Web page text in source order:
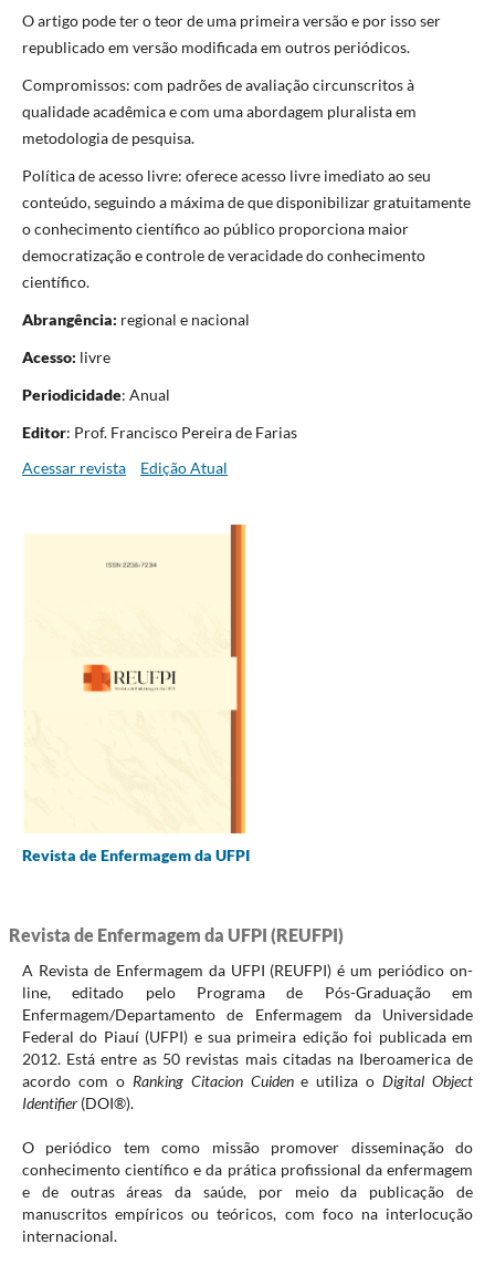
O artigo pode ter o teor de uma primeira versão e por isso ser
republicado em versão modificada em outros periódicos.
Compromissos: com padrões de avaliação circunscritos à
qualidade acadêmica e com uma abordagem pluralista em
metodologia de pesquisa.
Política de acesso livre: oferece acesso livre imediato ao seu
conteúdo, seguindo a máxima de que disponibilizar gratuitamente
o conhecimento científico ao público proporciona maior
democratização e controle de veracidade do conhecimento
científico.
Abrangência: regional e nacional
Acesso: livre
Periodicidade: Anual
Editor: Prof. Francisco Pereira de Farias
Acessar revista
Edição Atual
Revista de Enfermagem da UFPI
Revista de Enfermagem da UFPI (REUFPI)
A Revista de Enfermagem da UFPI (REUFPI) é um periódico on-
line, editado pelo Programa de Pós-Graduação em
Enfermagem/Departamento de Enfermagem da Universidade
Federal do Piauí (UFPI) e sua primeira edição foi publicada em
2012. Está entre as 50 revistas mais citadas na Iberoamerica de
acordo com o Ranking Citacion Cuidene utiliza oDigital Object
Identifier(DOI®).
O periódico tem como missão promover disseminação do
conhecimento científico e da prática profissional da enfermagem
e de outras áreas da saúde, por meio da publicação de
manuscritos empíricos ou teóricos, com foco na interlocução
internacional.